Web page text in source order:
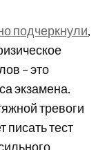
подчеркнули,
– это
экзамена.
тревоги
писать тест